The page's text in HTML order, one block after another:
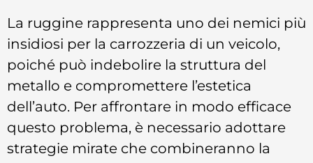
La ruggine rappresenta uno dei nemici più
insidiosi per la carrozzeria di un veicolo,
poiché può indebolire la struttura del
metallo e compromettere l’estetica
dell’auto. Per affrontare in modo efficace
questo problema, è necessario adottare
strategie mirate che combineranno la